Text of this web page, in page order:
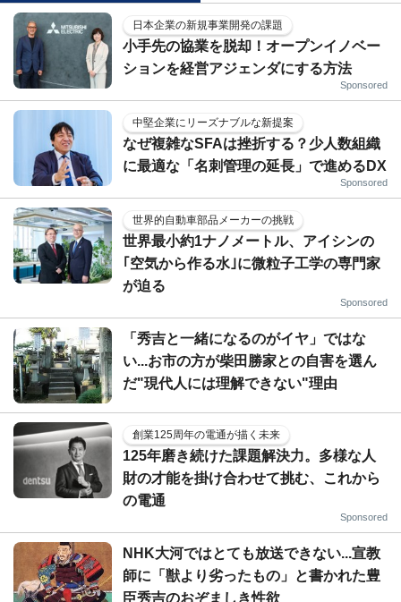
日本企業の新規事業開発の課題
小手先の協業を脱却！オープンイノベー
ションを経営アジェンダにする方法
Sponsored
中堅企業にリーズナブルな新提案
なぜ複雑なSFAは挫折する？少人数組織
に最適な「名刺管理の延長」で進めるDX
Sponsored
世界的自動車部品メーカーの挑戦
世界最小約1ナノメートル、アイシンの
｢空気から作る水｣に微粒子工学の専門家
が迫る
Sponsored
「秀吉と一緒になるのがイヤ」ではな
い...お市の方が柴田勝家との自害を選ん
だ"現代人には理解できない"理由
創業125周年の電通が描く未来
125年磨き続けた課題解決力。多様な人
財の才能を掛け合わせて挑む、これから
の電通
Sponsored
NHK大河ではとても放送できない...宣教
師に「獣より劣ったもの」と書かれた豊
臣秀吉のおぞましき性欲